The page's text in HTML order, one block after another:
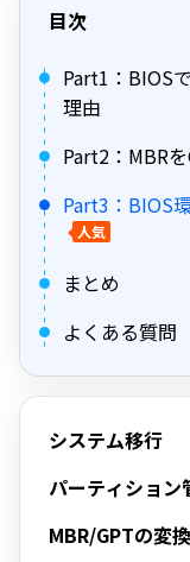
目次
Part1：BIOS
理由
Part2：MBR
Part3：BIOS
人気
まとめ
よくある質問
システム移行
パーティション
MBR/GPTの変換